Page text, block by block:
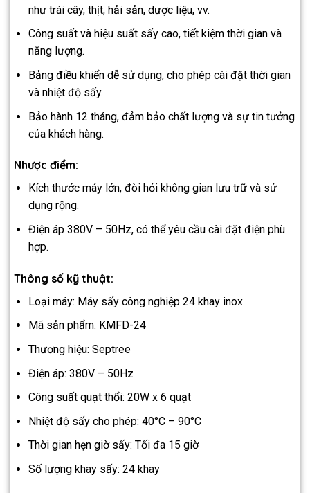
như trái cây, thịt, hải sản, dược liệu, vv.
Công suất và hiệu suất sấy cao, tiết kiệm thời gian và
năng lượng.
Bảng điều khiển dễ sử dụng, cho phép cài đặt thời gian
và nhiệt độ sấy.
Bảo hành 12 tháng, đảm bảo chất lượng và sự tin tưởng
của khách hàng.
Nhược điểm:
Kích thước máy lớn, đòi hỏi không gian lưu trữ và sử
dụng rộng.
Điện áp 380V – 50Hz, có thể yêu cầu cài đặt điện phù
hợp.
Thông số kỹ thuật:
Loại máy: Máy sấy công nghiệp 24 khay inox
Mã sản phẩm: KMFD-24
Thương hiệu: Septree
Điện áp: 380V – 50Hz
Công suất quạt thổi: 20W x 6 quạt
Nhiệt độ sấy cho phép: 40°C – 90°C
Thời gian hẹn giờ sấy: Tối đa 15 giờ
Số lượng khay sấy: 24 khay